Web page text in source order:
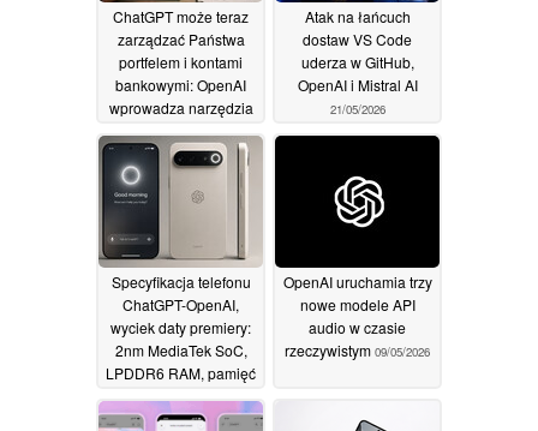
ChatGPT może teraz
zarządzać Państwa
portfelem i kontami
bankowymi: OpenAI
wprowadza narzędzia
30/05/2026
Atak na łańcuch
dostaw VS Code
uderza w GitHub,
OpenAI i Mistral AI
21/05/2026
Specyfikacja telefonu
ChatGPT-OpenAI,
wyciek daty premiery:
2nm MediaTek SoC,
LPDDR6 RAM, pamięć
20/05/2026
OpenAI uruchamia trzy
nowe modele API
audio w czasie
rzeczywistym 09/05/2026